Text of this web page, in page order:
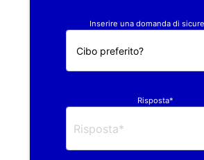
Inserire una domanda di
Risposta*